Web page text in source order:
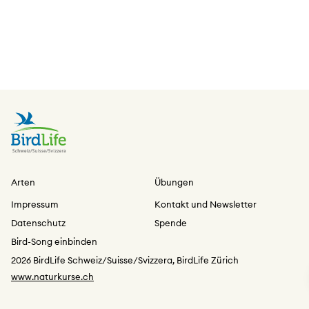
Arten
Übungen
Impressum
Kontakt und Newsletter
Datenschutz
Spende
Bird-Song einbinden
2026 BirdLife Schweiz/Suisse/Svizzera, BirdLife Zürich
www.naturkurse.ch